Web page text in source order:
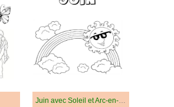
Juin avec Soleil et Arc-en-ciel